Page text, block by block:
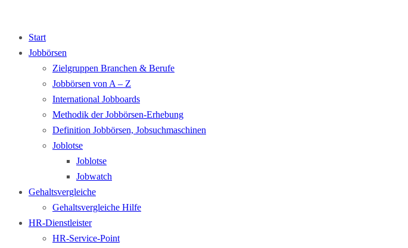
Start
Jobbörsen
Zielgruppen Branchen & Berufe
Jobbörsen von A – Z
International Jobboards
Methodik der Jobbörsen-Erhebung
Definition Jobbörsen, Jobsuchmaschinen
Joblotse
Joblotse
Jobwatch
Gehaltsvergleiche
Gehaltsvergleiche Hilfe
HR-Dienstleister
HR-Service-Point